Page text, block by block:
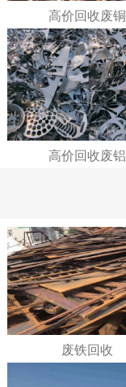
高价回收废铜
高价回收废铝
废铁回收